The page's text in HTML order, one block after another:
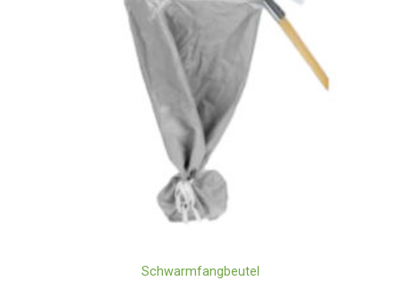
Schwarmfangbeutel